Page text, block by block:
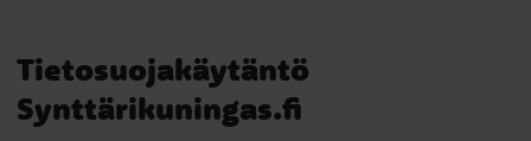
Tietosuojakäytäntö
Synttärikuningas.fi